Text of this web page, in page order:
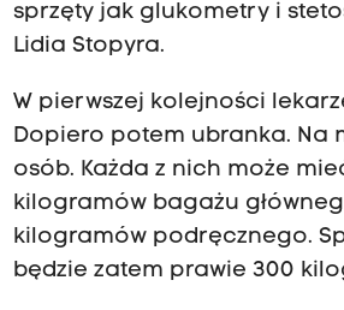
sprzęty jak glukometry i
Lidia Stopyra.
W pierwszej kolejności
Dopiero potem ubranka. Na
osób. Każda z nich może
kilogramów bagażu
kilogramów podręcznego.
będzie zatem prawie 300